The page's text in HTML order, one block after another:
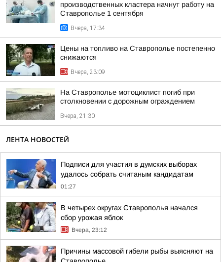
производственных кластера начнут работу на
Ставрополье 1 сентября
Вчера, 17:34
Цены на топливо на Ставрополье постепенно
снижаются
Вчера, 23:09
На Ставрополье мотоциклист погиб при
столкновении с дорожным ограждением
Вчера, 21:30
ЛЕНТА НОВОСТЕЙ
Подписи для участия в думских выборах
удалось собрать считаным кандидатам
01:27
В четырех округах Ставрополья начался
сбор урожая яблок
Вчера, 23:12
Причины массовой гибели рыбы выясняют на